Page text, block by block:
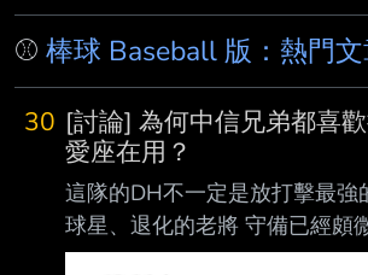
⚾ 棒球 Baseball 版：熱門
30 [討論] 為何中信兄弟都喜
愛座在用？
這隊的DH不一定是放打擊最強
球星、退化的老將 守備已經頗
延續生涯 從神主牌恰、頂一甩